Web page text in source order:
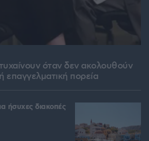
όταν δεν ακολουθούν
επαγγελματική πορεία
ήσυχες διακοπές